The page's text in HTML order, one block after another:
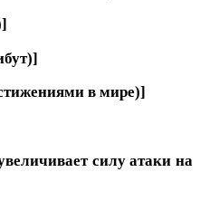
в мире)]
силу атаки на